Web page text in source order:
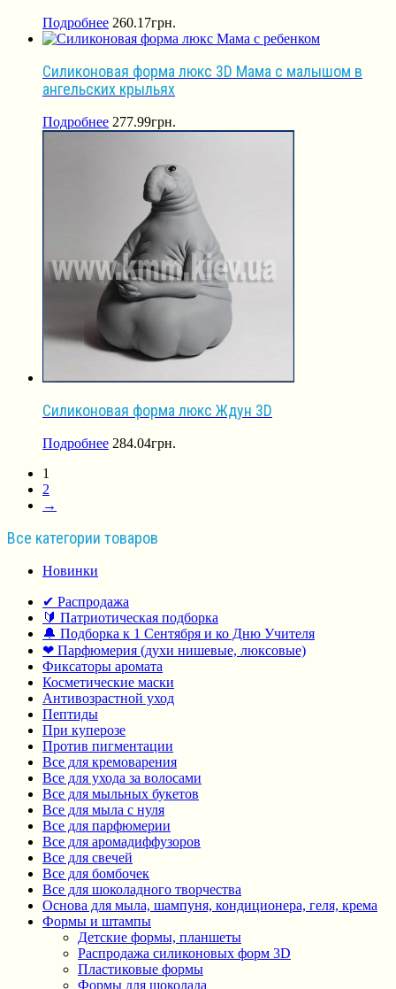
Подробнее 260.17грн.
Силиконовая форма люкс 3D Мама с малышом в
ангельских крыльях
Подробнее 277.99грн.
Силиконовая форма люкс Ждун 3D
Подробнее 284.04грн.
1
2
→
Все категории товаров
Новинки
✔ Распродажа
🔰 Патриотическая подборка
🔔 Подборка к 1 Сентября и ко Дню Учителя
❤ Парфюмерия (духи нишевые, люксовые)
Фиксаторы аромата
Косметические маски
Антивозрастной уход
Пептиды
При куперозе
Против пигментации
Все для кремоварения
Все для ухода за волосами
Все для мыльных букетов
Все для мыла с нуля
Все для парфюмерии
Все для аромадиффузоров
Все для свечей
Все для бомбочек
Все для шоколадного творчества
Основа для мыла, шампуня, кондиционера, геля, крема
Формы и штампы
Детские формы, планшеты
Распродажа силиконовых форм 3D
Пластиковые формы
Формы для шоколада